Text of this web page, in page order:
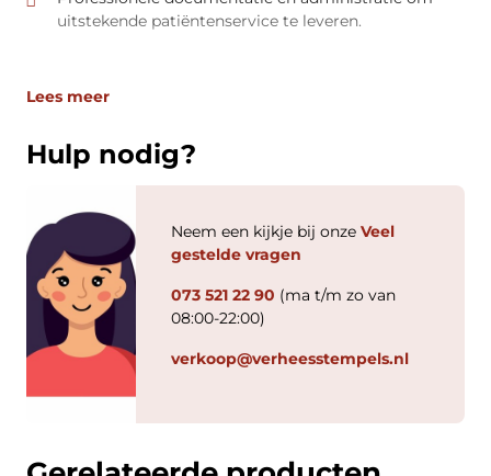
uitstekende patiëntenservice te leveren.
Lees meer
Hulp nodig?
Neem een kijkje bij onze Veel
gestelde vragen
073 521 22 90 (ma t/m zo van
08:00-22:00)
verkoop@verheesstempels.nl